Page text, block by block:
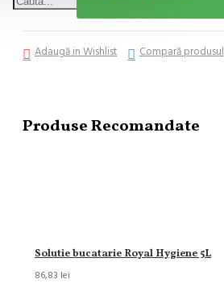
Adaugă in Wishlist Compară produsul
Produse Recomandate
Solutie bucatarie Royal Hygiene 5L
86,83 lei